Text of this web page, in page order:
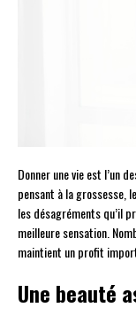
Donner une vie est l’un
pensant à la grossesse,
les désagréments qu’il
meilleure sensation.
maintient un profit
Une beauté